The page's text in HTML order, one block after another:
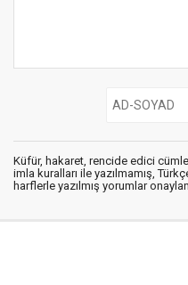
Küfür, hakaret, rencide edici
imla kuralları ile yazılmamış,
harflerle yazılmış yorumlar